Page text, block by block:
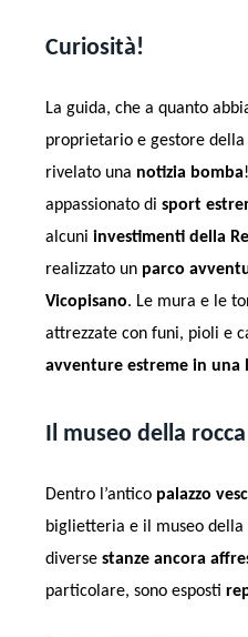
Curiosità!
La guida, che a quanto
proprietario e gestore
rivelato una notizia bomba
appassionato di sport
alcuni investimenti della
realizzato un parco
Vicopisano. Le mura e le
attrezzate con funi, pioli e
avventure estreme in una
Il museo della
Dentro l’antico palazzo
biglietteria e il museo della
diverse stanze ancora
particolare, sono esposti